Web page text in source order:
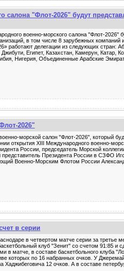
салона "Флот-2026" будут
военно-морского салона "Флот-2026"
в том числе 8 зарубежных компаний
работают делегации из следующих стран:
Египет, Казахстан, Камерун, Катар,
Нигерия, Объединенные Арабские
2026"
морской салон "Флот-2026", который
открытия XIII Международного военно-
России, председатель Морской
Президента России в СЗФО
Военно-Морским Флотом России
в серии
в четвертом матче серии за третье
клуб "Зенит" со счетом 91:85
в матче, в составе баскетбольного клуба
которых по 16 набранных очков. У
Хаджибеговича 12 очков. А в составе